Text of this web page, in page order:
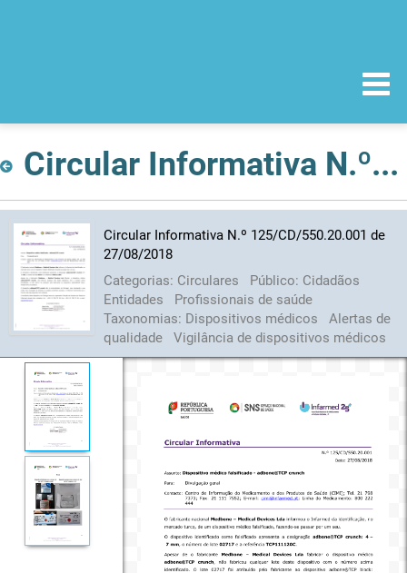
Circular Informativa N.º 125/CD/550.20.001 de 27/08/2018
Circular Informativa N.º 125/CD/550.20.001 de
27/08/2018
Categorias: Circulares Público: Cidadãos
Entidades
Profissionais de saúde
Taxonomias: Dispositivos médicos
Alertas de
qualidade
Vigilância de dispositivos médicos